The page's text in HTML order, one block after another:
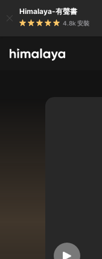
Himalaya-有聲書
4.8k 安裝